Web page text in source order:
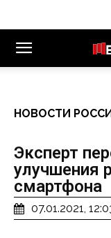
НОВОСТИ
Эксперт
улучшения
смартфона
07.01.2021,